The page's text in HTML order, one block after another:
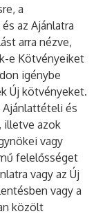
a
az Ajánlatra
arra nézve,
e Kötvényeiket
igénybe
Új kötvényeket.
Ajánlattételi és
illetve azok
vagy
felelősséget
vagy az Új
vagy a
közölt